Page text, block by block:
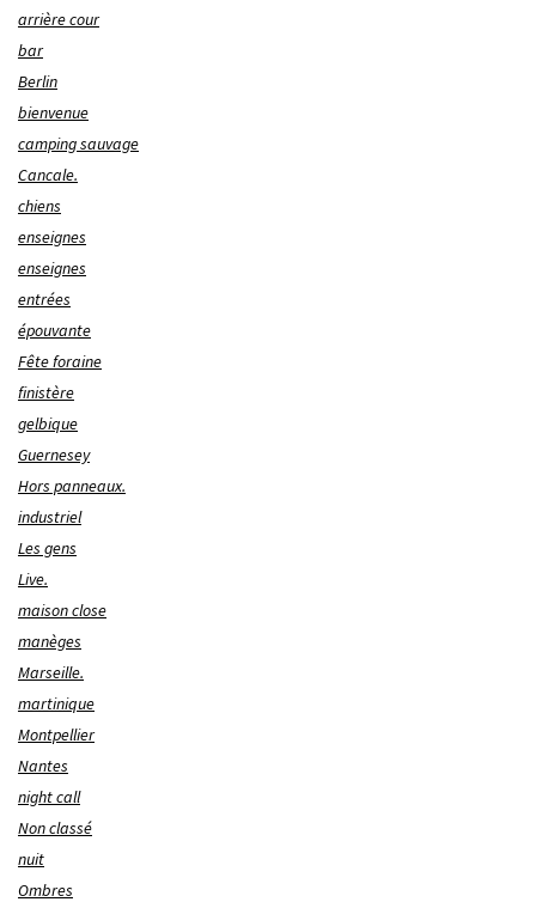
arrière cour
bar
Berlin
bienvenue
camping sauvage
Cancale.
chiens
enseignes
enseignes
entrées
épouvante
Fête foraine
finistère
gelbique
Guernesey
Hors panneaux.
industriel
Les gens
Live.
maison close
manèges
Marseille.
martinique
Montpellier
Nantes
night call
Non classé
nuit
Ombres